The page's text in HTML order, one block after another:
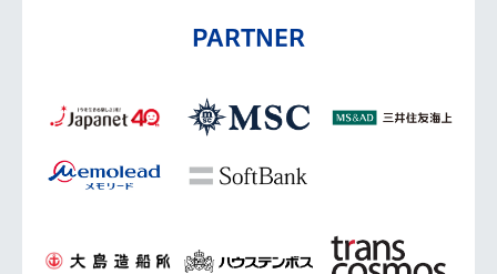
PARTNER